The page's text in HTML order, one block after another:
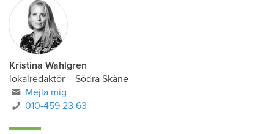
Kristina Wahlgren
lokalredaktör – Södra Skåne
Mejla mig
010-459 23 63